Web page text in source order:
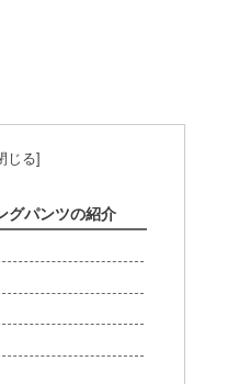
グパンツの紹介